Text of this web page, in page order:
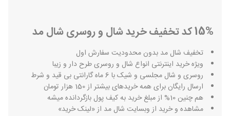
15% کد تخفیف خرید شال و روسری شال مد
تخفیف شال مد بدون محدودیت سفارش اول
ویژه خرید اینترنتی انواع شال و روسری طرح دار و زیبا
روسری و شال مجلسی و شیک با 6 ماه گارانتی بی قید و شرط
ارسال رایگان برای همه خریدهای بیشتر از 150 هزار تومان
هم چنین 10% از مبلغ خرید به کیف پول بازگردانده میشه
مشاهده و خرید از وبسایت شال مد از «لینک خرید»